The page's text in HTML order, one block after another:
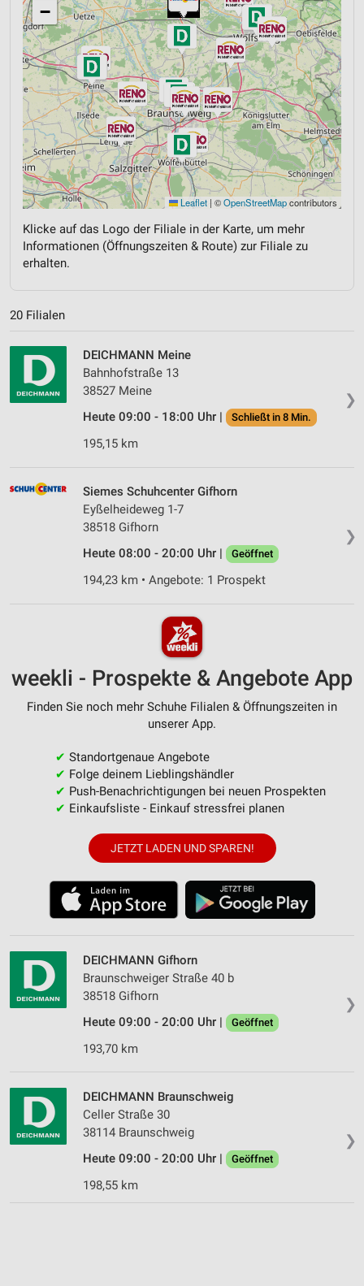
−
Leaflet | ©OpenStreetMapcontributors
Klicke auf das Logo der Filiale in der Karte, um mehr
Informationen (Öffnungszeiten & Route) zur Filiale zu
erhalten.
20 Filialen
❯
DEICHMANN Meine
Bahnhofstraße 13
38527 Meine
Heute 09:00 - 18:00 Uhr |
Schließt in 8 Min.
195,15 km
❯
Siemes Schuhcenter Gifhorn
Eyßelheideweg 1-7
38518 Gifhorn
Heute 08:00 - 20:00 Uhr |
Geöffnet
194,23 km • Angebote: 1 Prospekt
weekli - Prospekte & Angebote App
Finden Sie noch mehr Schuhe Filialen & Öffnungszeiten in
unserer App.
✔ Standortgenaue Angebote
✔ Folge deinem Lieblingshändler
✔ Push-Benachrichtigungen bei neuen Prospekten
✔ Einkaufsliste - Einkauf stressfrei planen
JETZT LADEN UND SPAREN!
❯
DEICHMANN Gifhorn
Braunschweiger Straße 40 b
38518 Gifhorn
Heute 09:00 - 20:00 Uhr |
Geöffnet
193,70 km
❯
DEICHMANN Braunschweig
Celler Straße 30
38114 Braunschweig
Heute 09:00 - 20:00 Uhr |
Geöffnet
198,55 km